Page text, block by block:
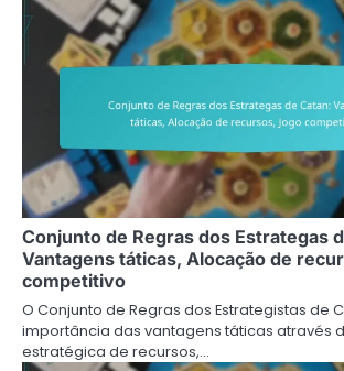
Conjunto de Regras dos Estrategas
Vantagens táticas, Alocação de
competitivo
O Conjunto de Regras dos Estrategistas de
importância das vantagens táticas através
estratégica de recursos,…